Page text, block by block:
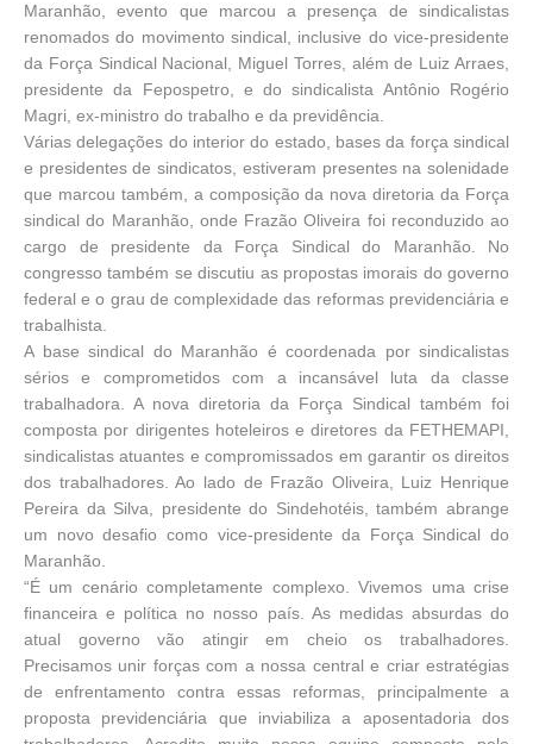
Maranhão, evento que marcou a presença de sindicalistas
renomados do movimento sindical, inclusive do vice-presidente
da Força Sindical Nacional, Miguel Torres, além de Luiz Arraes,
presidente da Fepospetro, e do sindicalista Antônio Rogério
Magri, ex-ministro do trabalho e da previdência.
Várias delegações do interior do estado, bases da força sindical
e presidentes de sindicatos, estiveram presentes na solenidade
que marcou também, a composição da nova diretoria da Força
sindical do Maranhão, onde Frazão Oliveira foi reconduzido ao
cargo de presidente da Força Sindical do Maranhão. No
congresso também se discutiu as propostas imorais do governo
federal e o grau de complexidade das reformas previdenciária e
trabalhista.
A base sindical do Maranhão é coordenada por sindicalistas
sérios e comprometidos com a incansável luta da classe
trabalhadora. A nova diretoria da Força Sindical também foi
composta por dirigentes hoteleiros e diretores da FETHEMAPI,
sindicalistas atuantes e compromissados em garantir os direitos
dos trabalhadores. Ao lado de Frazão Oliveira, Luiz Henrique
Pereira da Silva, presidente do Sindehotéis, também abrange
um novo desafio como vice-presidente da Força Sindical do
Maranhão.
“É um cenário completamente complexo. Vivemos uma crise
financeira e política no nosso país. As medidas absurdas do
atual governo vão atingir em cheio os trabalhadores.
Precisamos unir forças com a nossa central e criar estratégias
de enfrentamento contra essas reformas, principalmente a
proposta previdenciária que inviabiliza a aposentadoria dos